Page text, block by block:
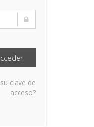
clave de
acceso?